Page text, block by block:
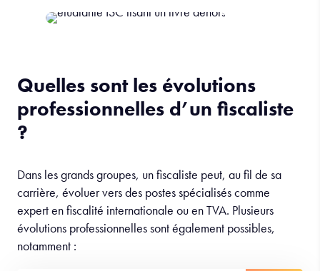
Quelles sont les évolutions
professionnelles d’un fiscaliste
?
Dans les grands groupes, un fiscaliste peut, au fil de sa
carrière, évoluer vers des postes spécialisés comme
expert en fiscalité internationale ou en TVA. Plusieurs
évolutions professionnelles sont également possibles,
notamment :